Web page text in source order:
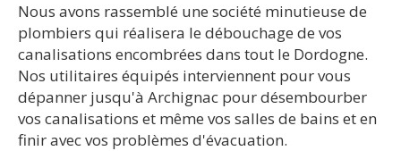
Nous avons rassemblé une société minutieuse de
plombiers qui réalisera le débouchage de vos
canalisations encombrées dans tout le Dordogne.
Nos utilitaires équipés interviennent pour vous
dépanner jusqu'à Archignac pour désembourber
vos canalisations et même vos salles de bains et en
finir avec vos problèmes d'évacuation.